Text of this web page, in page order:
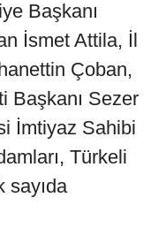
Başkanı
İsmet Attila, İl
Çoban,
Başkanı Sezer
İmtiyaz Sahibi
Türkeli
sayıda